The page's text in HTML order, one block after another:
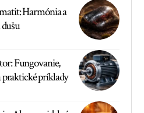
Harmónia a
Fungovanie,
príklady